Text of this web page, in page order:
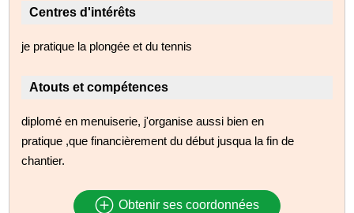
Centres d'intérêts
je pratique la plongée et du tennis
Atouts et compétences
diplomé en menuiserie, j'organise aussi bien en
pratique ,que financièrement du début jusqua la fin de
chantier.
Obtenir ses coordonnées